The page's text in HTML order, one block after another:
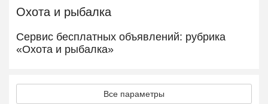
Охота и рыбалка
Сервис бесплатных объявлений: рубрика
«Охота и рыбалка»
Все параметры